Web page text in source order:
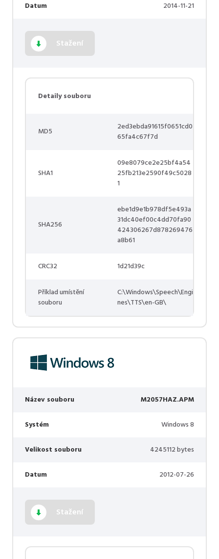
Datum 2014-11-21
Stažení
Detaily souboru
MD5
2ed3ebda91615f0651cd0
65fa4c67f7d
SHA1
09e8079ce2e25bf4a54
25fb213e2590f49c5028
1
SHA256
ebe1d9e1b978df5e493a
31dc40ef00c4dd70fa90
424306267d878269476
a8b61
CRC32 1d21d39c
Příklad umístění
souboru
C:\Windows\Speech\Engi
nes\TTS\en-GB\
Název souboru M2057HAZ.APM
Systém Windows 8
Velikost souboru 4245112 bytes
Datum 2012-07-26
Stažení